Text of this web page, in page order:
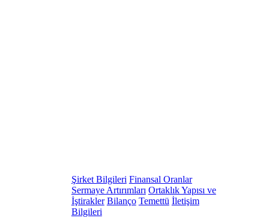
Şirket Bilgileri Finansal Oranlar
Sermaye Artırımları Ortaklık Yapısı ve
İştirakler Bilanço Temettü İletişim
Bilgileri